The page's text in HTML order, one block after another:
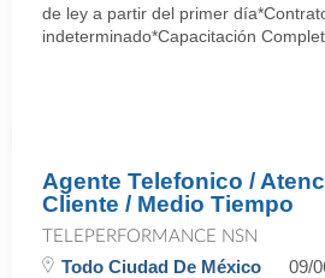
de ley a partir del primer
indeterminado*Capacitación
Agente Telefonico /
Cliente / Medio Tiempo
TELEPERFORMANCE NSN
Todo Ciudad De México 09/